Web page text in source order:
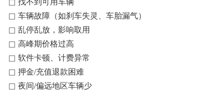
找不到可用车辆
车辆故障（如刹车失灵、车胎漏气）
乱停乱放，影响取用
高峰期价格过高
软件卡顿、计费异常
押金/充值退款困难
夜间/偏远地区车辆少